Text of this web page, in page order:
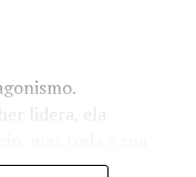
lidera, ela
na